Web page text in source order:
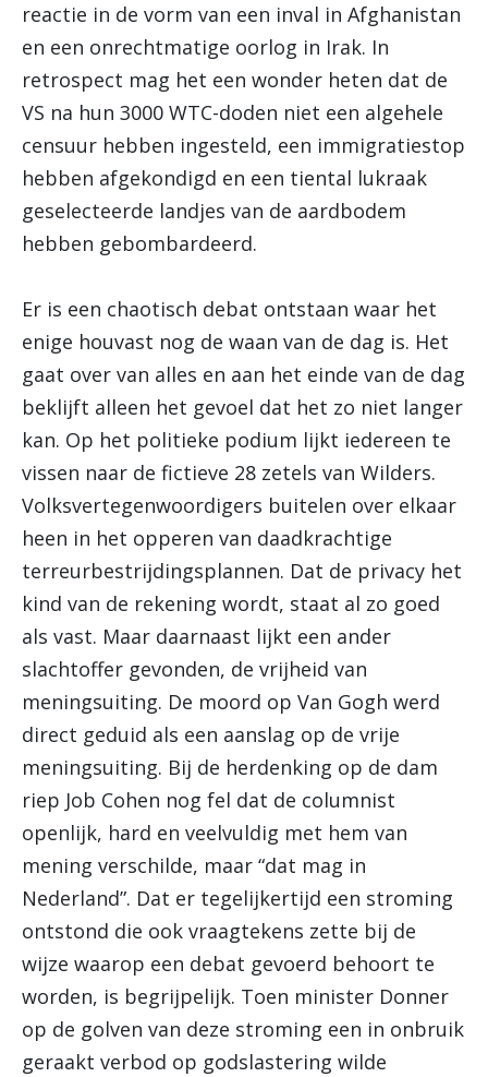
reactie in de vorm van een inval in Afghanistan
en een onrechtmatige oorlog in Irak. In
retrospect mag het een wonder heten dat de
VS na hun 3000 WTC-doden niet een algehele
censuur hebben ingesteld, een immigratiestop
hebben afgekondigd en een tiental lukraak
geselecteerde landjes van de aardbodem
hebben gebombardeerd.
Er is een chaotisch debat ontstaan waar het
enige houvast nog de waan van de dag is. Het
gaat over van alles en aan het einde van de dag
beklijft alleen het gevoel dat het zo niet langer
kan. Op het politieke podium lijkt iedereen te
vissen naar de fictieve 28 zetels van Wilders.
Volksvertegenwoordigers buitelen over elkaar
heen in het opperen van daadkrachtige
terreurbestrijdingsplannen. Dat de privacy het
kind van de rekening wordt, staat al zo goed
als vast. Maar daarnaast lijkt een ander
slachtoffer gevonden, de vrijheid van
meningsuiting. De moord op Van Gogh werd
direct geduid als een aanslag op de vrije
meningsuiting. Bij de herdenking op de dam
riep Job Cohen nog fel dat de columnist
openlijk, hard en veelvuldig met hem van
mening verschilde, maar “dat mag in
Nederland”. Dat er tegelijkertijd een stroming
ontstond die ook vraagtekens zette bij de
wijze waarop een debat gevoerd behoort te
worden, is begrijpelijk. Toen minister Donner
op de golven van deze stroming een in onbruik
geraakt verbod op godslastering wilde